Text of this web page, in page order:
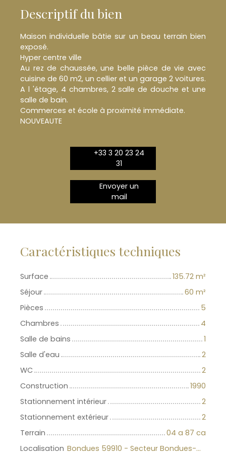
Descriptif du bien
Maison individuelle bâtie sur un beau terrain bien
exposé.
Hyper centre ville
Au rez de chaussée, une belle pièce de vie avec
cuisine de 60 m2, un cellier et un garage 2 voitures.
A l 'étage, 4 chambres, 2 salle de douche et une
salle de bain.
Commerces et école à proximité immédiate.
NOUVEAUTE
+33 3 20 23 24
31
Envoyer un
mail
Caractéristiques techniques
Surface 135.72 m²
Séjour
60 m²
Pièces
5
Chambres
4
Salle de bains
1
Salle d'eau
2
WC
2
Construction
1990
Stationnement intérieur
2
Stationnement extérieur
2
Terrain
04 a 87 ca
Localisation
Bondues 59910 - Secteur Bondues-Wambr-Roncq